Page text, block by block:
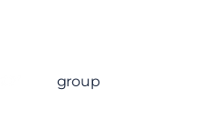
group